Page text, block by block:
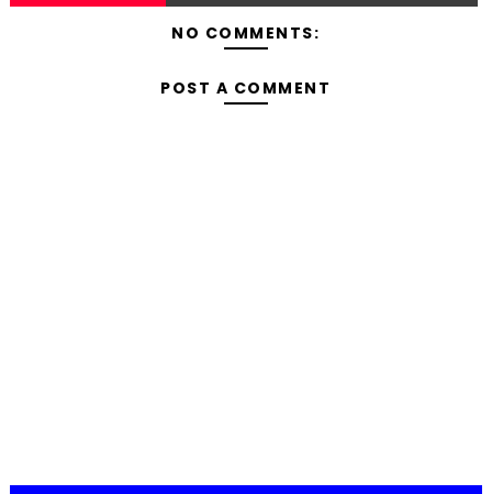
NO COMMENTS:
POST A COMMENT